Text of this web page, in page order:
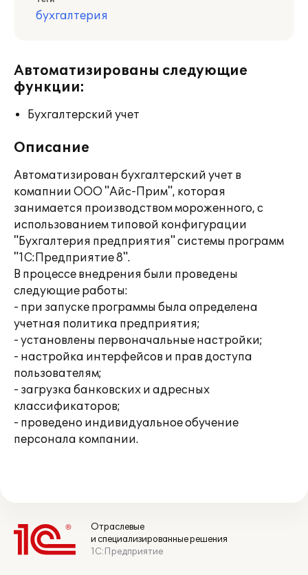
бухгалтерия
Автоматизированы следующие
функции:
Бухгалтерский учет
Описание
Автоматизирован бухгалтерский учет в
комапнии ООО "Айс-Прим", которая
занимается производством мороженного, с
использованием типовой конфигурации
"Бухгалтерия предприятия" системы программ
"1С:Предприятие 8".
В процессе внедрения были проведены
следующие работы:
- при запуске программы была определена
учетная политика предприятия;
- установлены первоначальные настройки;
- настройка интерфейсов и прав доступа
пользователям;
- загрузка банковских и адресных
классификаторов;
- проведено индивидуальное обучение
персонала компании.
Отраслевые
и специализированные решения
1С:Предприятие